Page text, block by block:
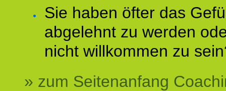
Sie haben öfter das
abgelehnt zu werden
nicht willkommen zu
» zum Seitenanfang